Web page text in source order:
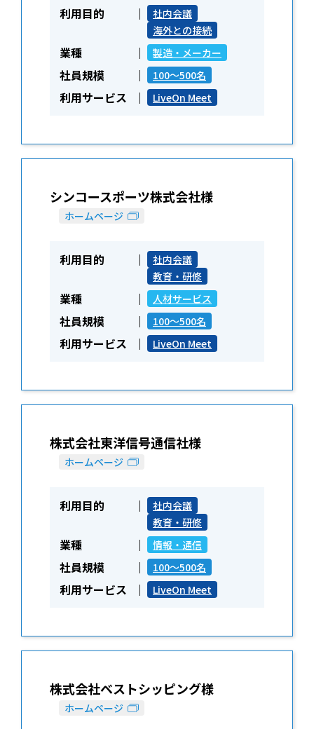
利用目的
社内会議
海外との接続
業種 製造・メーカー
社員規模 100～500名
利用サービス LiveOn Meet
シンコースポーツ株式会社様
ホームページ
利用目的
社内会議
教育・研修
業種 人材サービス
社員規模 100～500名
利用サービス LiveOn Meet
株式会社東洋信号通信社様
ホームページ
利用目的
社内会議
教育・研修
業種 情報・通信
社員規模 100～500名
利用サービス LiveOn Meet
株式会社ベストシッピング様
ホームページ